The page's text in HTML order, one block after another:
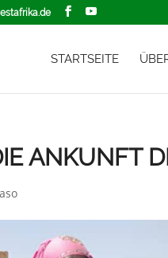
STARTSEITE
ANKUNFT